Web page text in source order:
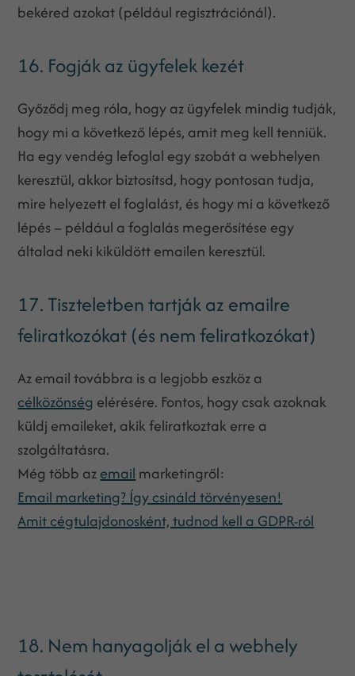
bekéred azokat (például regisztrációnál).
16. Fogják az ügyfelek kezét
Győződj meg róla, hogy az ügyfelek mindig tudják,
hogy mi a következő lépés, amit meg kell tenniük.
Ha egy vendég lefoglal egy szobát a webhelyen
keresztül, akkor biztosítsd, hogy pontosan tudja,
mire helyezett el foglalást, és hogy mi a következő
lépés – például a foglalás megerősítése egy
általad neki kiküldött emailen keresztül.
17. Tiszteletben tartják az emailre
feliratkozókat (és nem feliratkozókat)
Az email továbbra is a legjobb eszköz a
célközönség elérésére. Fontos, hogy csak azoknak
küldj emaileket, akik feliratkoztak erre a
szolgáltatásra.
Még több azemail marketingről:
Email marketing? Így csináld törvényesen!
Amit cégtulajdonosként, tudnod kell a GDPR-ról
18. Nem hanyagolják el a webhely